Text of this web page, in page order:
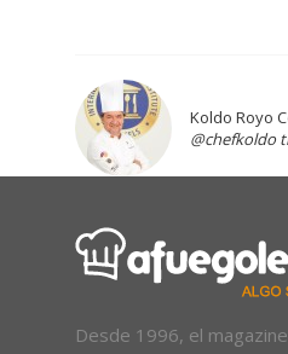
Koldo Royo
@chefkoldo
Desde 1996, el